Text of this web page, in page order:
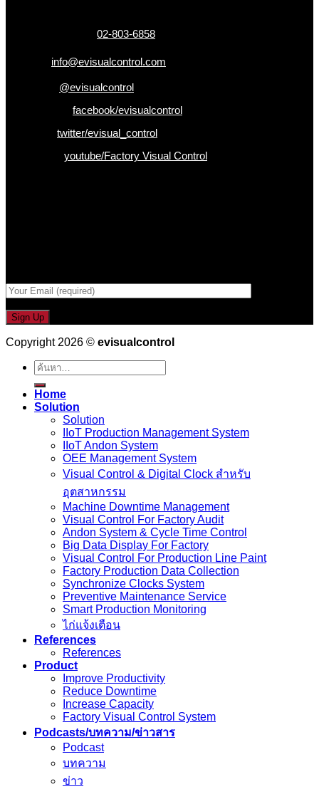
02-803-6858
info@evisualcontrol.com
@evisualcontrol
facebook/evisualcontrol
twitter/evisual_control
youtube/Factory Visual Control
Copyright 2026 © evisualcontrol
ค้นหา:
Home
Solution
Solution
IIoT Production Management System
IIoT Andon System
OEE Management System
Visual Control & Digital Clock สำหรับ
อุตสาหกรรม
Machine Downtime Management
Visual Control For Factory Audit
Andon System & Cycle Time Control
Big Data Display For Factory
Visual Control For Production Line Paint
Factory Production Data Collection
Synchronize Clocks System
Preventive Maintenance Service
Smart Production Monitoring
ไก่แจ้งเตือน
References
References
Product
Improve Productivity
Reduce Downtime
Increase Capacity
Factory Visual Control System
Podcasts/บทความ/ข่าวสาร
Podcast
บทความ
ข่าว